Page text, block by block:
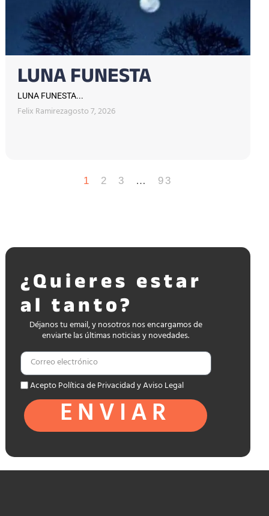
LUNA FUNESTA
LUNA FUNESTA...
Felix Ramirezagosto 7, 2026
1 2 3 … 93
¿Quieres estar
al tanto?
Déjanos tu email, y nosotros nos encargamos de
enviarte las últimas noticias y novedades.
Acepto Política de Privacidad y Aviso Legal
ENVIAR